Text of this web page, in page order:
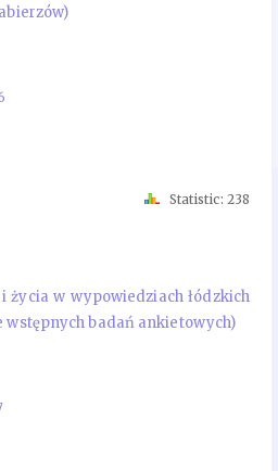
Statistic: 238
życia w wypowiedziach łódzkich
badań ankietowych)